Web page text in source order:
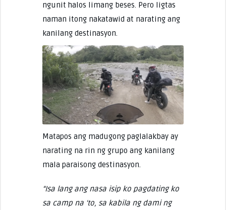
ngunit halos limang beses. Pero ligtas
naman itong nakatawid at narating ang
kanilang destinasyon.
Matapos ang madugong paglalakbay ay
narating na rin ng grupo ang kanilang
mala paraisong destinasyon.
“Isa lang ang nasa isip ko pagdating ko
sa camp na ‘to, sa kabila ng dami ng